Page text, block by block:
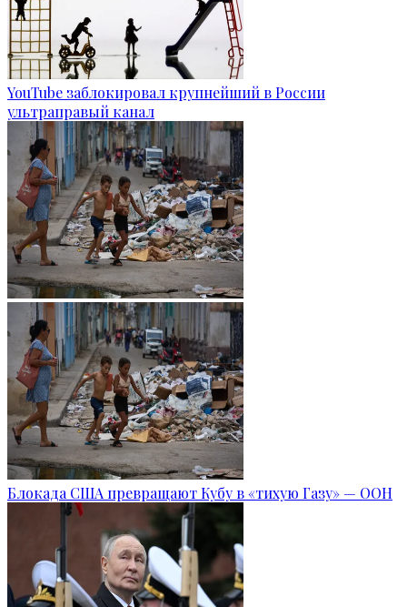
YouTube заблокировал крупнейший в России
ультраправый канал
Блокада США превращают Кубу в «тихую Газу» — ООН